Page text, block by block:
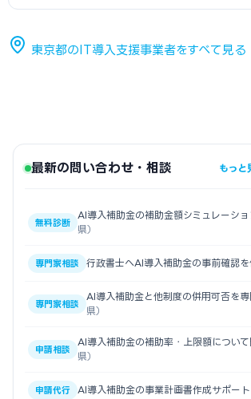
東京都のIT導入支援事業者をすべて見る
最新の問い合わせ・相談 もっと
無料診断
AI導入補助金の補助金額シミュレーシ
県）
専門家相談 行政書士へAI導入補助金の事前確認
専門家相談
AI導入補助金と他制度の併用可否を
県）
申請相談
AI導入補助金の補助率・上限額につい
県）
申請代行 AI導入補助金の事業計画書作成サポー